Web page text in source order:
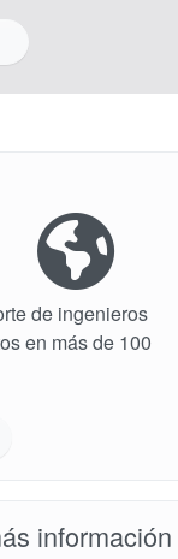
de ingenieros
en más de 100
información